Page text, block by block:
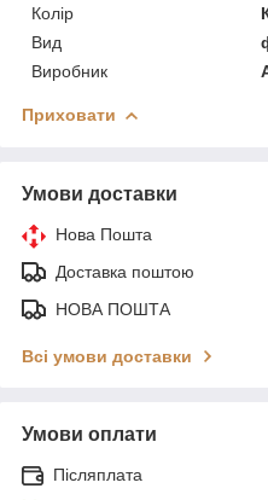
Колір
Вид
Виробник
Приховати
Умови доставки
Нова Пошта
Доставка поштою
НОВА ПОШТА
Всі умови доставки
Умови оплати
Післяплата